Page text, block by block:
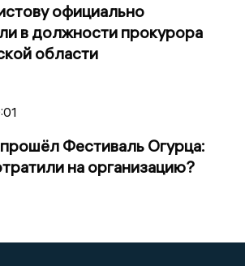
официально
в должности прокурора
области
Фестиваль Огурца:
на организацию?